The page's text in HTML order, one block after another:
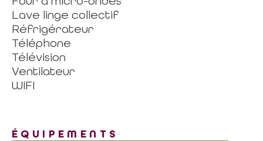
Lave linge collectif
Réfrigérateur
Téléphone
Télévision
Ventilateur
WIFI
ÉQUIPEMENTS